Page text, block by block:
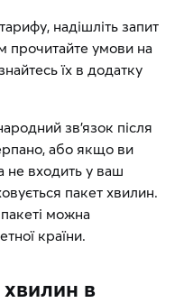
надішліть запит
прочитайте умови на
їх в додатку
зв’язок після
або якщо ви
не входить у ваш
пакет хвилин.
пакеті можна
країни.
хвилин в